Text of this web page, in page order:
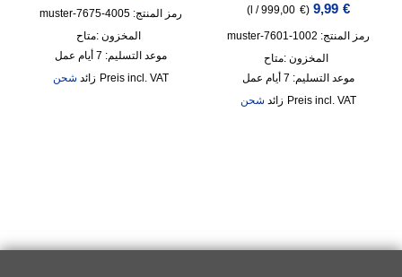
9,99 €
(
999,00 €
/
)
رمز المنتج: 1002-7601-muster
المخزون :متاح
موعد التسليم: 7 أيام عمل
incl. VAT
زائد شحن
رمز المنتج: 4005-7675-muster
المخزون :متاح
موعد التسليم: 7 أيام عمل
incl. VAT
زائد شحن